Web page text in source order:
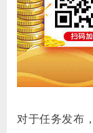
对于任务发布